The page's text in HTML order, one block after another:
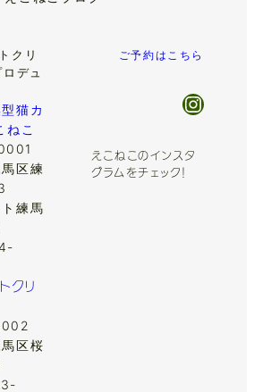
クリ
デュ
猫カ
ねこ
区練
練馬
クリ
区桜
ご予約はこちら
えこねこのインスタ
グラムをチェック！